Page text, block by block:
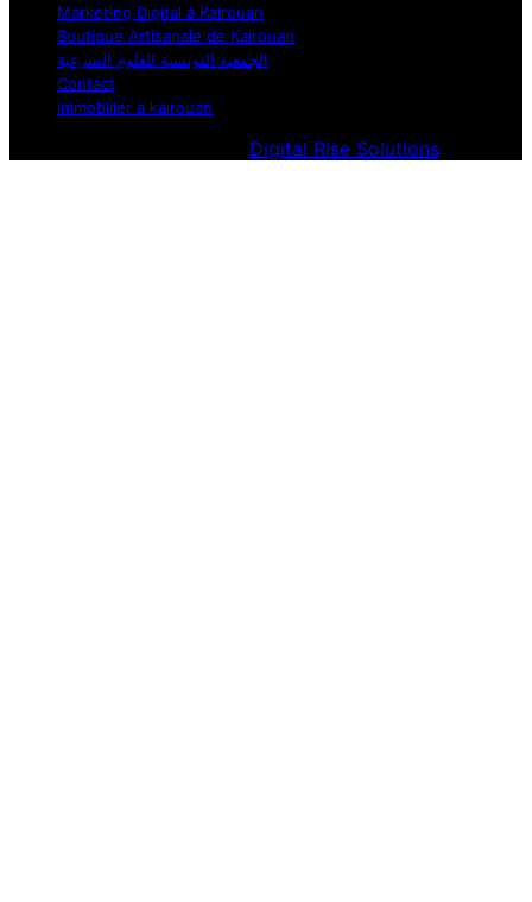
Marketing Digital à Kairouan
Boutique Artisanale de Kairouan
الجمعية التونسية للعلوم الشرعية
Contact
immobilier a kairouan
Digital Rise Solutions